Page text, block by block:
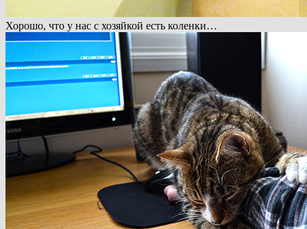
Хорошо, что у нас с хозяйкой есть коленки…